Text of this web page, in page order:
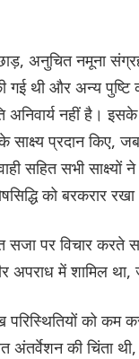
अनुचित नमूना संग्रह
की गई थी और अन्य
अनिवार्य नहीं है।
साक्ष्य प्रदान
सहित सभी
को बरकरार
सजा पर विचार करते
में शामिल था,
परिस्थितियों को कम
अंतर्वेशन की चिंता